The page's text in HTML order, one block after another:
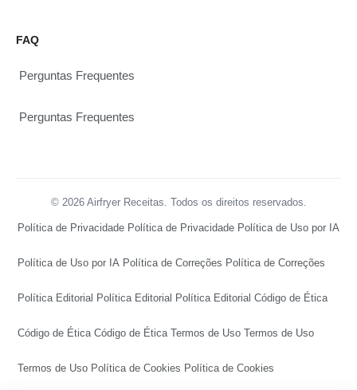
FAQ
Perguntas Frequentes
Perguntas Frequentes
© 2026 Airfryer Receitas. Todos os direitos reservados.
Política de Privacidade Política de Privacidade Política de Uso por IA
Política de Uso por IA Política de Correções Política de Correções
Política Editorial Política Editorial Política Editorial Código de Ética
Código de Ética Código de Ética Termos de Uso Termos de Uso
Termos de Uso Política de Cookies Política de Cookies